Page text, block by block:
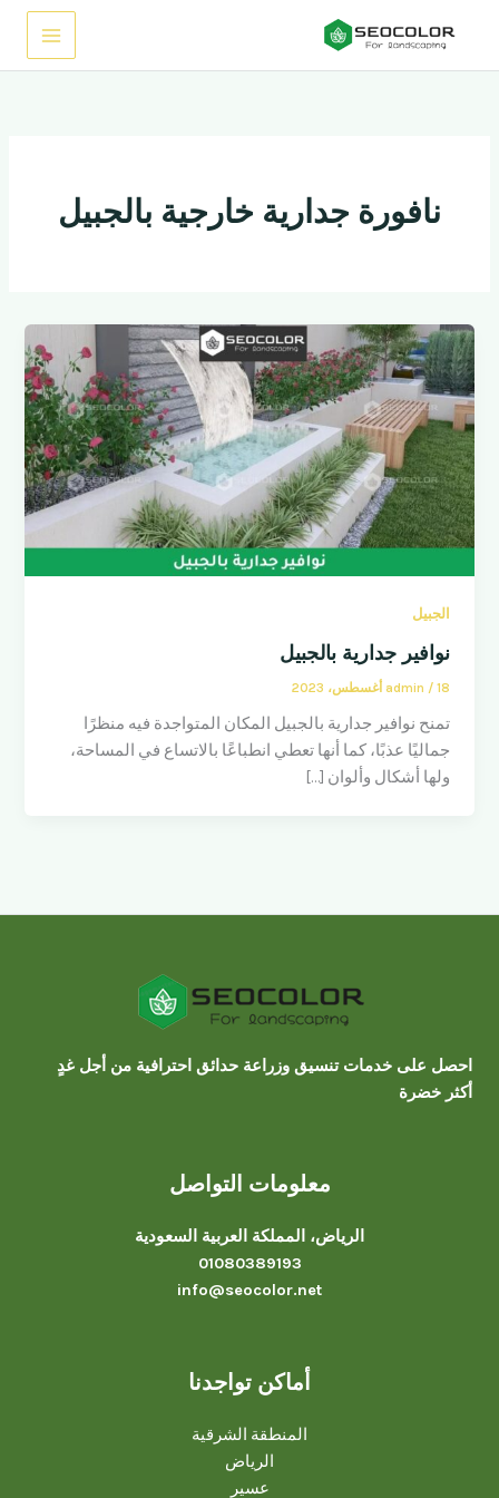
نافورة جدارية خارجية بالجبيل
الجبيل
نوافير جدارية بالجبيل
admin / 18 أغسطس، 2023
تمنح نوافير جدارية بالجبيل المكان المتواجدة فيه منظرًا
جماليًا عذبًا، كما أنها تعطي انطباعًا بالاتساع في المساحة،
ولها أشكال وألوان […]
احصل على خدمات تنسيق وزراعة حدائق احترافية من أجل غدٍ
أكثر خضرة
معلومات التواصل
الرياض، المملكة العربية السعودية
01080389193
info@seocolor.net
أماكن تواجدنا
المنطقة الشرقية
الرياض
عسير